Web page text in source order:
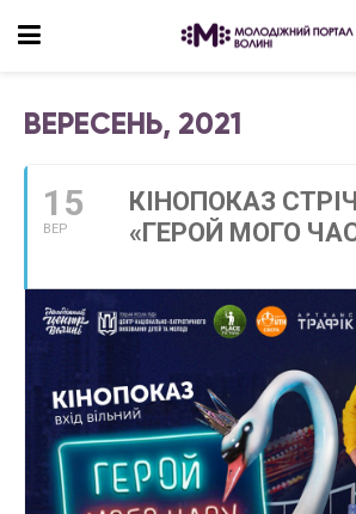
ВЕРЕСЕНЬ, 2021
15
ВЕР
КІНОПОКАЗ
«ГЕРОЙ МОГО